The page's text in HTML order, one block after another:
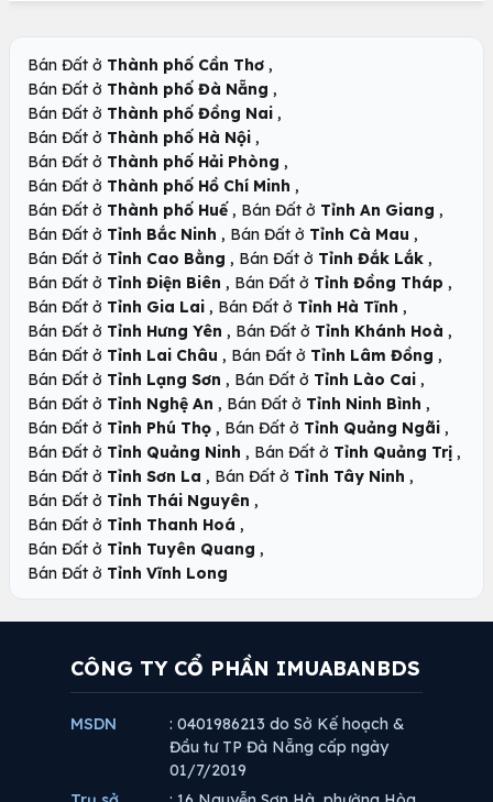
Bán Đất ở Thành phố Cần Thơ ,
Bán Đất ở Thành phố Đà Nẵng ,
Bán Đất ở Thành phố Đồng Nai ,
Bán Đất ở Thành phố Hà Nội ,
Bán Đất ở Thành phố Hải Phòng ,
Bán Đất ở Thành phố Hồ Chí Minh ,
Bán Đất ở Thành phố Huế , Bán Đất ở Tỉnh An Giang ,
Bán Đất ở Tỉnh Bắc Ninh , Bán Đất ở Tỉnh Cà Mau ,
Bán Đất ở Tỉnh Cao Bằng , Bán Đất ở Tỉnh Đắk Lắk ,
Bán Đất ở Tỉnh Điện Biên , Bán Đất ở Tỉnh Đồng Tháp ,
Bán Đất ở Tỉnh Gia Lai , Bán Đất ở Tỉnh Hà Tĩnh ,
Bán Đất ở Tỉnh Hưng Yên , Bán Đất ở Tỉnh Khánh Hoà ,
Bán Đất ở Tỉnh Lai Châu , Bán Đất ở Tỉnh Lâm Đồng ,
Bán Đất ở Tỉnh Lạng Sơn , Bán Đất ở Tỉnh Lào Cai ,
Bán Đất ở Tỉnh Nghệ An , Bán Đất ở Tỉnh Ninh Bình ,
Bán Đất ở Tỉnh Phú Thọ , Bán Đất ở Tỉnh Quảng Ngãi ,
Bán Đất ở Tỉnh Quảng Ninh , Bán Đất ở Tỉnh Quảng Trị ,
Bán Đất ở Tỉnh Sơn La , Bán Đất ở Tỉnh Tây Ninh ,
Bán Đất ở Tỉnh Thái Nguyên ,
Bán Đất ở Tỉnh Thanh Hoá ,
Bán Đất ở Tỉnh Tuyên Quang ,
Bán Đất ở Tỉnh Vĩnh Long
CÔNG TY CỔ PHẦN IMUABANBDS
MSDN
: 0401986213 do Sở Kế hoạch &
Đầu tư TP Đà Nẵng cấp ngày
01/7/2019